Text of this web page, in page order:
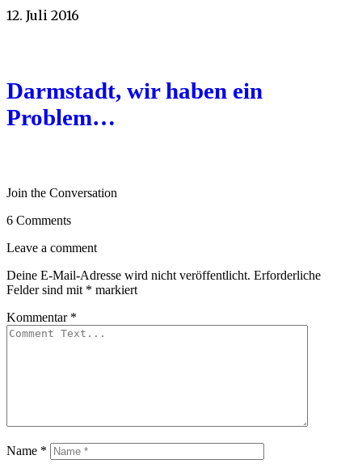
12. Juli 2016
Darmstadt, wir haben ein
Problem…
Join the Conversation
6 Comments
Leave a comment
Deine E-Mail-Adresse wird nicht veröffentlicht. Erforderliche
Felder sind mit * markiert
Kommentar *
Name *